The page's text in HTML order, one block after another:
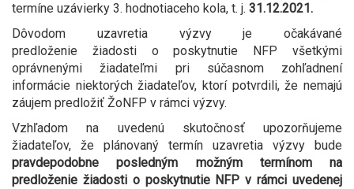
termíne uzávierky 3. hodnotiaceho kola, t. j. 31.12.2021.
Dôvodom uzavretia výzvy je očakávané
predloženie žiadosti o poskytnutie NFP všetkými
oprávnenými žiadateľmi pri súčasnom zohľadnení
informácie niektorých žiadateľov, ktorí potvrdili, že nemajú
záujem predložiť ŽoNFP v rámci výzvy.
Vzhľadom na uvedenú skutočnosť upozorňujeme
žiadateľov, že plánovaný termín uzavretia výzvy bude
pravdepodobne posledným možným termínom na
predloženie žiadosti o poskytnutie NFP v rámci uvedenej